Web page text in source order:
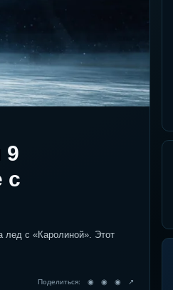
9
с
лед с «Каролиной». Этот
Поделиться: ◉ ◉ ◉ ↗